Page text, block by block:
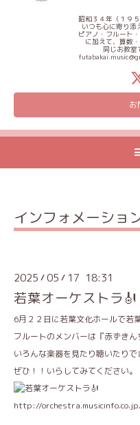
昭和３４年（１９
いつも心に寄り添
ピアノ・フルート
に加えて、算数
同じお教
お
インフォメーショ
2025 /05 / 17 18:31
若葉オーケストラ🎻
6月２２日に若葉文化ホールで若
フルートのメンバーは『赤ずき
いろんな楽器を見たり聴いたり
ぜひ！！いらしてみてください。
http://